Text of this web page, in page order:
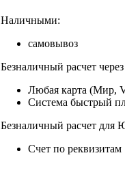
Наличными:
самовывоз
Безналичный расчет через
Любая карта (Мир,
Система быстрый
Безналичный расчет для
Счет по реквизитам